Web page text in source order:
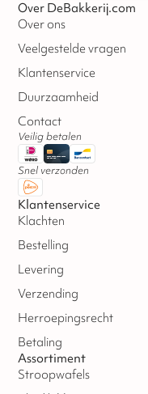
Over DeBakkerij.com
Over ons
Veelgestelde vragen
Klantenservice
Duurzaamheid
Contact
Veilig betalen
Snel verzonden
Klantenservice
Klachten
Bestelling
Levering
Verzending
Herroepingsrecht
Betaling
Assortiment
Stroopwafels